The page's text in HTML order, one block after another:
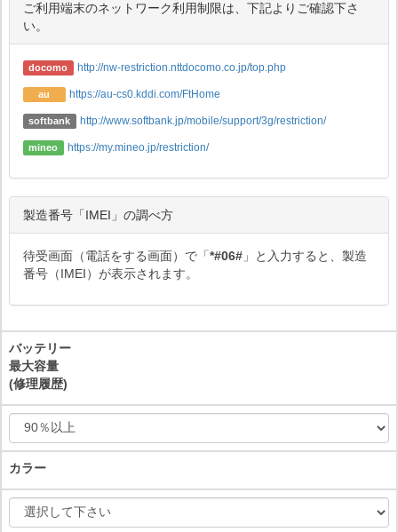
ご利用端末のネットワーク利用制限は、下記よりご確認下さ
い。
docomo http://nw-restriction.nttdocomo.co.jp/top.php
au https://au-cs0.kddi.com/FtHome
softbank http://www.softbank.jp/mobile/support/3g/restriction/
mineo https://my.mineo.jp/restriction/
製造番号「IMEI」の調べ方
待受画面（電話をする画面）で「*#06# 」と入力すると、製造
番号（IMEI）が表示されます。
バッテリー
最大容量
(修理履歴)
カラー